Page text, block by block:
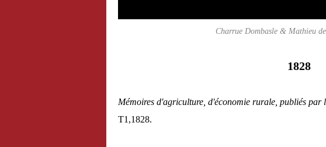
Charrue Dombasle & Mathieu
1828
Mémoires d'agriculture, d'économie rurale, publiés par
T1,1828.